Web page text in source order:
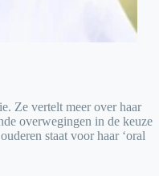
Ze vertelt meer over haar
overwegingen in de keuze
staat voor haar ‘oral